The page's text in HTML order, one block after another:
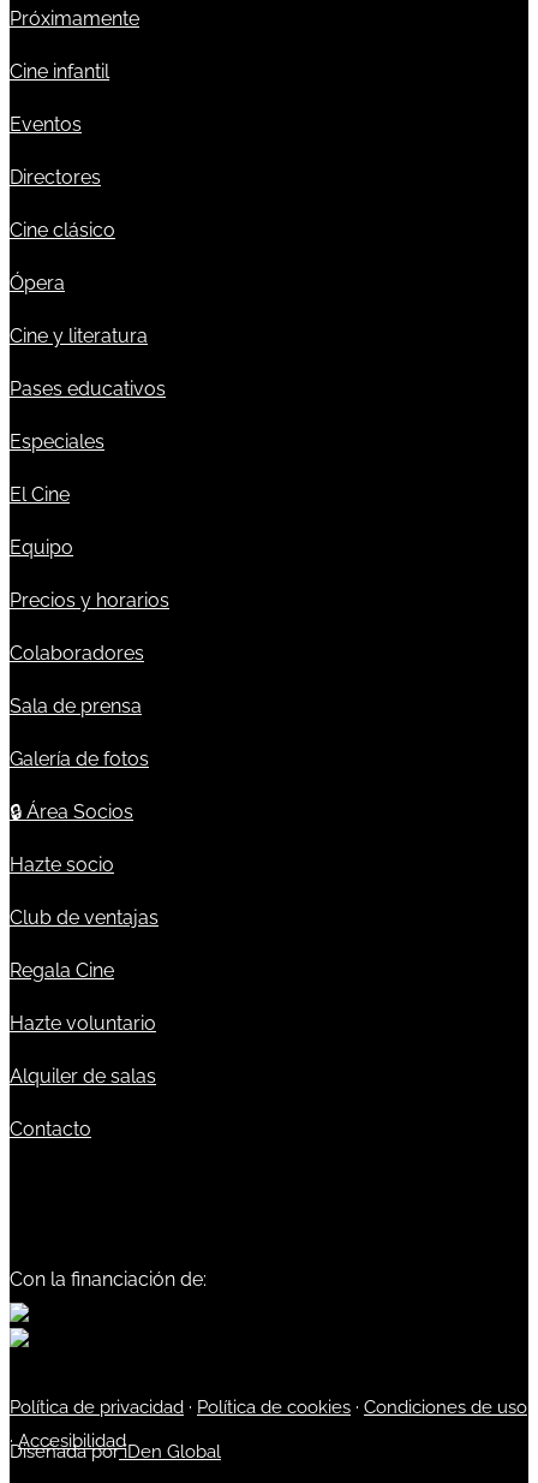
Próximamente
Cine infantil
Eventos
Directores
Cine clásico
Ópera
Cine y literatura
Pases educativos
Especiales
El Cine
Equipo
Precios y horarios
Colaboradores
Sala de prensa
Galería de fotos
🔒 Área Socios
Hazte socio
Club de ventajas
Regala Cine
Hazte voluntario
Alquiler de salas
Contacto
Con la financiación de:
Política de privacidad · Política de cookies · Condiciones de uso
·Accesibilidad
Diseñada poriDen Global